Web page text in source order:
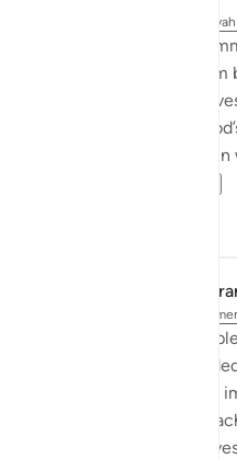
When we fulfill the
not merely obeying
nourishing our own
within us. Following
every limb in our body
In the Shade of the
Advance Results of
The passage is
basic rule that people's
their lives ensures the
and prosperity in the